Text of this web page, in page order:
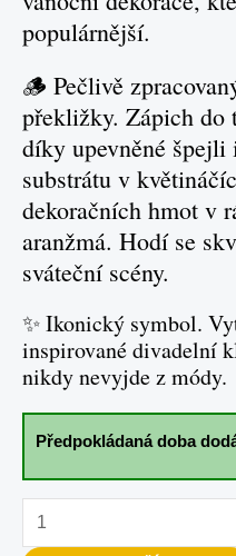
populárnější.
🪵 Pečlivě
překližky. Zápich do
díky upevněné
substrátu v
dekoračních hmot v
aranžmá. Hodí se
sváteční scény.
✨ Ikonický symbol.
inspirované divadelní
nikdy nevyjde z módy.
Předpokládaná doba